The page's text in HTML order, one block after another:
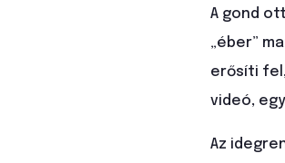
A gond
„éber”
erősíti
videó,
Az